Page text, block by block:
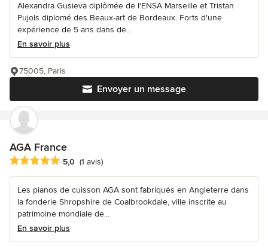
Alexandra Gusieva diplômée de l'ENSA Marseille et Tristan
Pujols diplomé des Beaux-art de Bordeaux. Forts d'une
expérience de 5 ans dans de...
En savoir plus
Envoyer un message
75005, Paris
AGA France
Note moyenne : 5 étoiles sur 5
5,0 (1 avis)
Les pianos de cuisson AGA sont fabriqués en Angleterre dans
la fonderie Shropshire de Coalbrookdale, ville inscrite au
patrimoine mondiale de...
En savoir plus